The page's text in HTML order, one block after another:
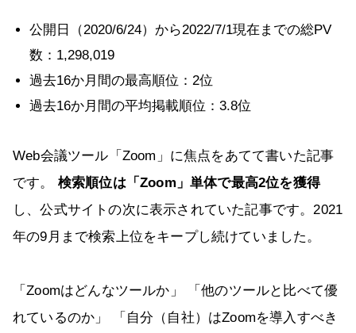
公開日（2020/6/24）から2022/7/1現在までの総PV
数：1,298,019
過去16か月間の最高順位：2位
過去16か月間の平均掲載順位：3.8位
Web会議ツール「Zoom」に焦点をあてて書いた記事
です。 検索順位は「Zoom」単体で最高2位を獲得
し、公式サイトの次に表示されていた記事です。2021
年の9月まで検索上位をキープし続けていました。
「Zoomはどんなツールか」 「他のツールと比べて優
れているのか」 「自分（自社）はZoomを導入すべき